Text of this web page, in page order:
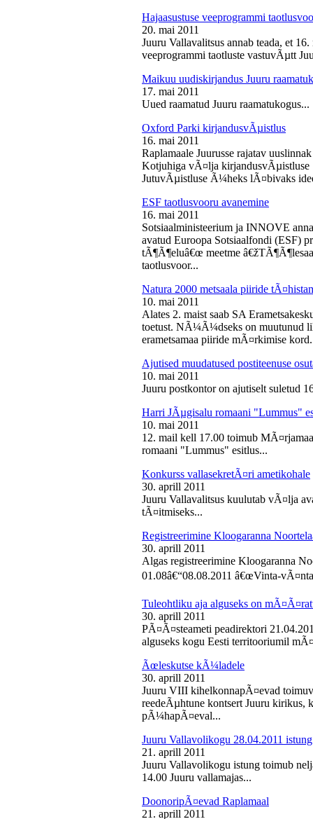
Hajaasustuse veeprogrammi
20. mai 2011
Juuru Vallavalitsus annab teada, et
veeprogrammi taotluste vastuvÃµtt
Maikuu uudiskirjandus Juuru
17. mai 2011
Uued raamatud Juuru raamatukogus...
Oxford Parki kirjandusvÃµistlus
16. mai 2011
Raplamaale Juurusse rajatav
Kotjuhiga vÃ¤lja
JutuvÃµistluse Ã¼heks lÃ¤bivaks
ESF taotlusvooru avanemine
16. mai 2011
Sotsiaalministeerium ja INNOVE
avatud Euroopa Sotsiaalfondi (ESF)
tÃ¶Ã¶eluâ€œ meetme
taotlusvoor...
Natura 2000 metsaala piiride
10. mai 2011
Alates 2. maist saab SA
toetust. NÃ¼Ã¼dseks on muutunud
erametsamaa piiride mÃ¤rkimise
Ajutised muudatused postiteenuse
10. mai 2011
Juuru postkontor on ajutiselt suletud
Harri JÃµgisalu romaani "Lummus"
10. mai 2011
12. mail kell 17.00 toimub
romaani "Lummus" esitlus...
Konkurss vallasekretÃ¤ri ametikohale
30. aprill 2011
Juuru Vallavalitsus kuulutab vÃ¤lja
tÃ¤itmiseks...
Registreerimine Kloogaranna
30. aprill 2011
Algas registreerimine Kloogaranna
01.08â€“08.08.2011 â€œVinta-
Tuleohtliku aja alguseks on
30. aprill 2011
PÃ¤Ã¤steameti peadirektori
alguseks kogu Eesti territooriumil
Ãœleskutse kÃ¼ladele
30. aprill 2011
Juuru VIII kihelkonnapÃ¤evad
reedeÃµhtune kontsert Juuru
pÃ¼hapÃ¤eval...
Juuru Vallavolikogu 28.04.2011 istung
21. aprill 2011
Juuru Vallavolikogu istung toimub
14.00 Juuru vallamajas...
DoonoripÃ¤evad Raplamaal
21. aprill 2011